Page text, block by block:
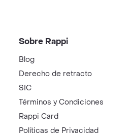
Sobre Rappi
Blog
Derecho de retracto
SIC
Términos y Condiciones
Rappi Card
Políticas de Privacidad